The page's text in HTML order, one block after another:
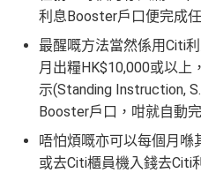
利息Booster戶口便完成
最醒嘅方法當然係用Citi
月出糧HK$10,000或以
示(Standing Instruction,
Booster戶口，咁就自動
唔怕煩嘅亦可以每個月喺
或去Citi櫃員機入錢去Citi